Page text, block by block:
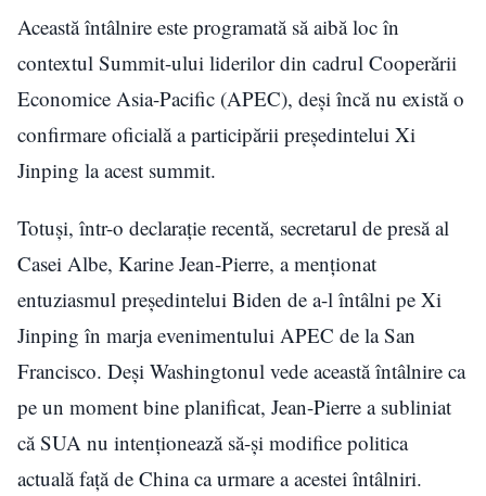
Această întâlnire este programată să aibă loc în
contextul Summit-ului liderilor din cadrul Cooperării
Economice Asia-Pacific (APEC), deși încă nu există o
confirmare oficială a participării președintelui Xi
Jinping la acest summit.
Totuși, într-o declarație recentă, secretarul de presă al
Casei Albe, Karine Jean-Pierre, a menționat
entuziasmul președintelui Biden de a-l întâlni pe Xi
Jinping în marja evenimentului APEC de la San
Francisco. Deși Washingtonul vede această întâlnire ca
pe un moment bine planificat, Jean-Pierre a subliniat
că SUA nu intenționează să-și modifice politica
actuală față de China ca urmare a acestei întâlniri.